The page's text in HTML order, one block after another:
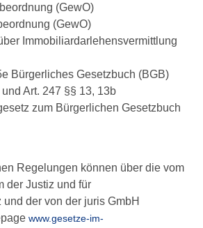
(GewO)
(GewO)
Immobiliardarlehensvermittlung
Bürgerliches Gesetzbuch (BGB)
Art. 247 §§ 13, 13b
zum Bürgerlichen Gesetzbuch
Regelungen können über die vom
der Justiz und für
der von der juris GmbH
www.gesetze-im-